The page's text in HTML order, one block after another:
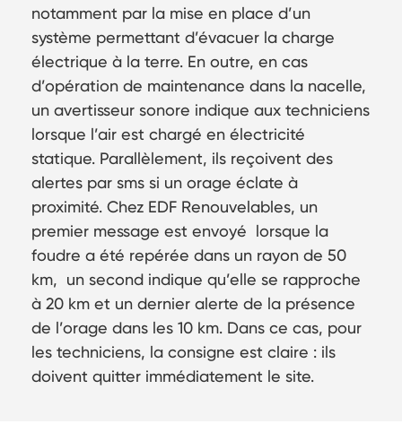
notamment par la mise en place d’un
système permettant d’évacuer la charge
électrique à la terre. En outre, en cas
d’opération de maintenance dans la nacelle,
un avertisseur sonore indique aux techniciens
lorsque l’air est chargé en électricité
statique. Parallèlement, ils reçoivent des
alertes par sms si un orage éclate à
proximité. Chez EDF Renouvelables, un
premier message est envoyé lorsque la
foudre a été repérée dans un rayon de 50
km, un second indique qu’elle se rapproche
à 20 km et un dernier alerte de la présence
de l’orage dans les 10 km. Dans ce cas, pour
les techniciens, la consigne est claire : ils
doivent quitter immédiatement le site.